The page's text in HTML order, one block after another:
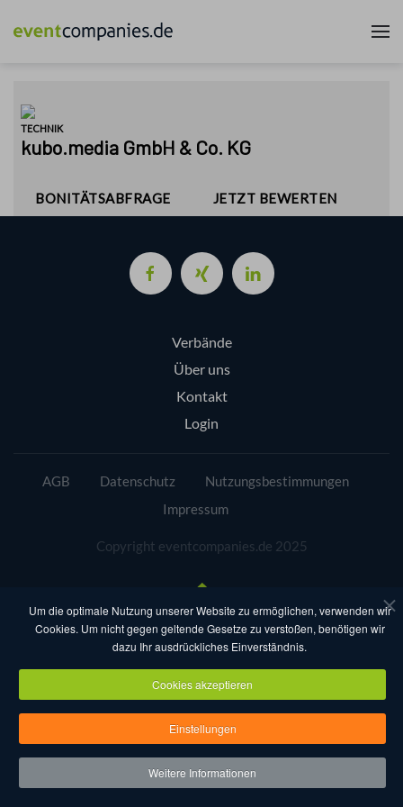
Verbände
Über uns
Kontakt
Login
AGB Datenschutz
Nutzungsbestimmungen
Impressum
Copyright eventcompanies.de 2025
Um die optimale Nutzung unserer Website zu ermöglichen, verwenden wir
Cookies. Um nicht gegen geltende Gesetze zu verstoßen, benötigen wir
dazu Ihr ausdrückliches Einverständnis.
Cookies akzeptieren
Einstellungen
Weitere Informationen